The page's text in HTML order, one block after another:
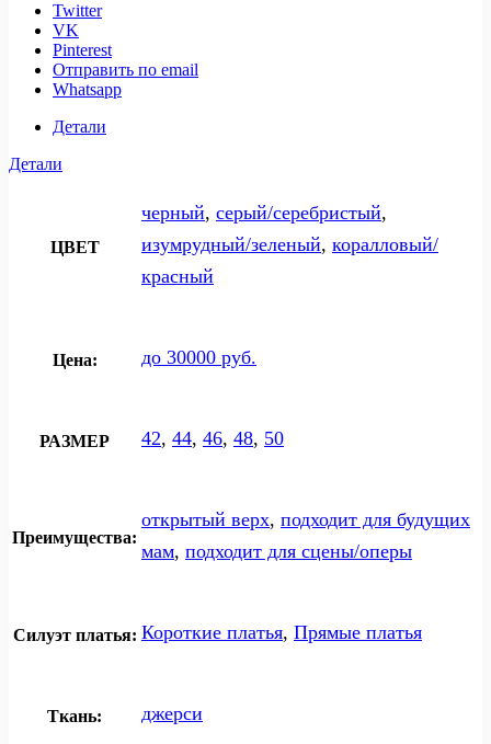
Twitter
VK
Pinterest
Отправить по email
Whatsapp
Детали
Детали
ЦВЕТ
черный, серый/серебристый,
изумрудный/зеленый, коралловый/
красный
Цена: до 30000 руб.
РАЗМЕР 42, 44, 46, 48, 50
Преимущества:
открытый верх, подходит для будущих
мам, подходит для сцены/оперы
Силуэт платья: Короткие платья, Прямые платья
Ткань: джерси